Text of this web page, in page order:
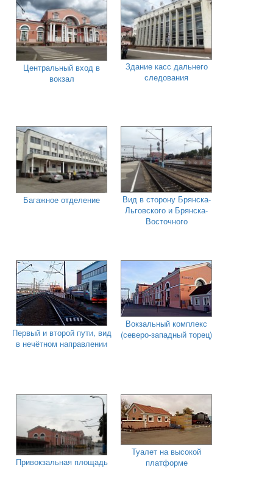
Центральный вход в
вокзал
Здание касс дальнего
следования
Багажное отделение
Вид в сторону Брянска-
Льговского и Брянска-
Восточного
Первый и второй пути, вид
в нечётном направлении
Вокзальный комплекс
(северо-западный торец)
Привокзальная площадь
Туалет на высокой
платформе